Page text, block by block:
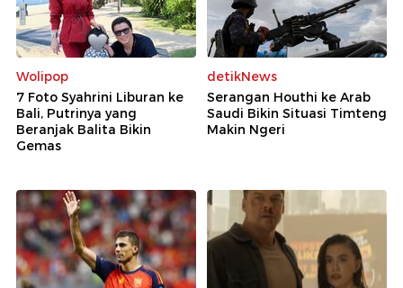
Wolipop
7 Foto Syahrini Liburan ke
Bali, Putrinya yang
Beranjak Balita Bikin
Gemas
detikNews
Serangan Houthi ke Arab
Saudi Bikin Situasi Timteng
Makin Ngeri